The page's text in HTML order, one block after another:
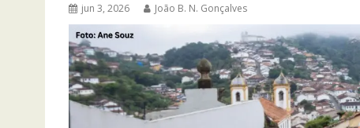
jun 3, 2026 João B. N. Gonçalves